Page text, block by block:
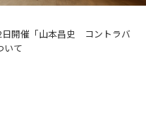
日開催「山本昌史 コントラバ
いて